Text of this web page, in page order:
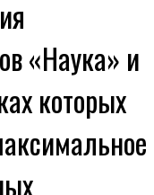
«Наука» и
которых